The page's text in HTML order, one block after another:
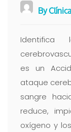
By
es un
ataque
sangre
reduce,
oxígeno y